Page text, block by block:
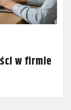
w firmie